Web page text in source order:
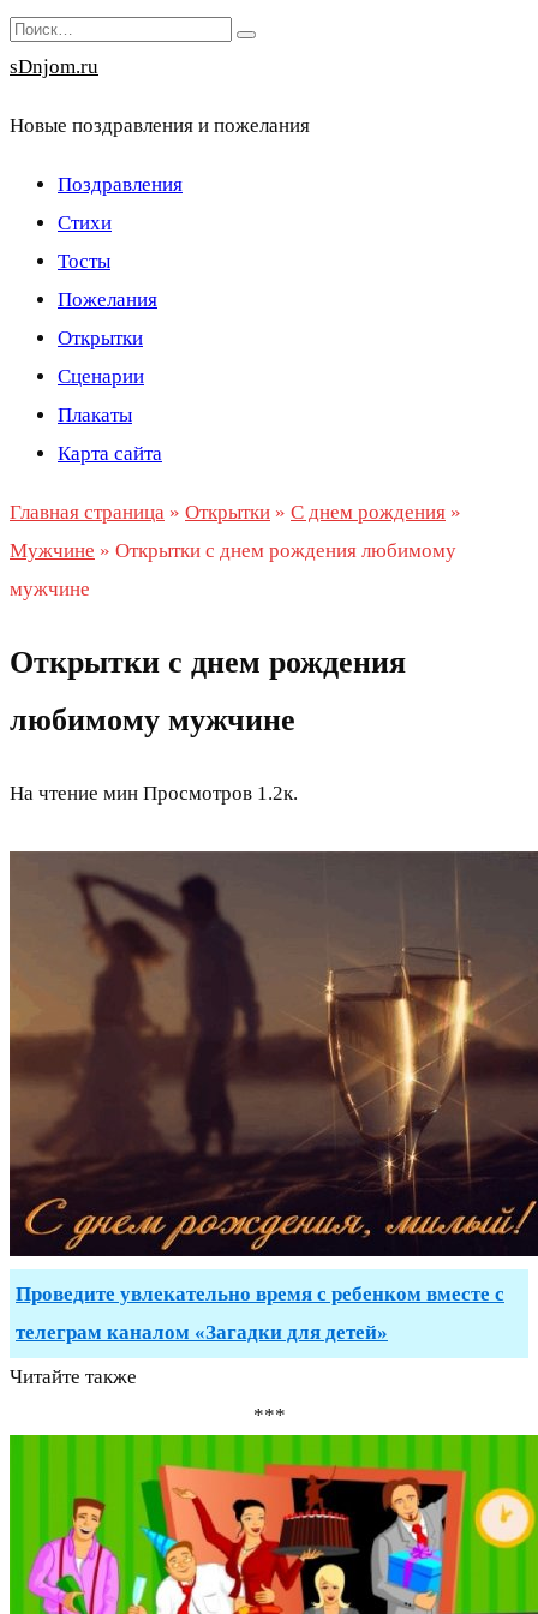
Перейти
к
Search
for:
sDnjom.ru
Новые поздравления и пожелания
Поздравления
Стихи
Тосты
Пожелания
Открытки
Сценарии
Плакаты
Карта сайта
Главная страница » Открытки » С днем рождения »
Мужчине » Открытки с днем рождения любимому
мужчине
Открытки с днем рождения
любимому мужчине
На чтение мин Просмотров 1.2к.
Проведите увлекательно время с ребенком вместе с
телеграм каналом «Загадки для детей»
Читайте также
***